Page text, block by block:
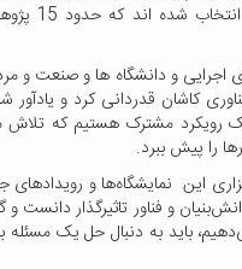
برگزیده از
و دانشگاه ها و صنعت و
کاشان قدردانی کرد و یادآور
رویکرد مشترک هستیم که تلاش
را پیش ببرد.
این نمایشگاه‌ها و رویدادهای
و فناور تاثیرگذار دانست
باید به دنبال حل یک مسئله